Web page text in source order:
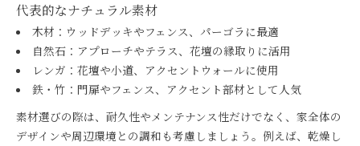
代表的なナチュラル素材
木材：ウッドデッキやフェンス、パーゴラに最適
自然石：アプローチやテラス、花壇の縁取りに活用
レンガ：花壇や小道、アクセントウォールに使用
鉄・竹：門扉やフェンス、アクセント部材として人気
素材選びの際は、耐久性やメンテナンス性だけでなく、家全体の
デザインや周辺環境との調和も考慮しましょう。例えば、乾燥し